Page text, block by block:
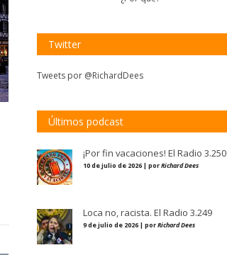
Twitter
Tweets por @RichardDees
Últimos podcast
¡Por fin vacaciones! El Radio 3.250
10 de julio de 2026 | porRichard Dees
Loca no, racista. El Radio 3.249
9 de julio de 2026 | porRichard Dees